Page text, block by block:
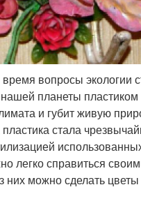
вопросы экологии
планеты
и губит живую
стала
легко справиться
них можно сделать